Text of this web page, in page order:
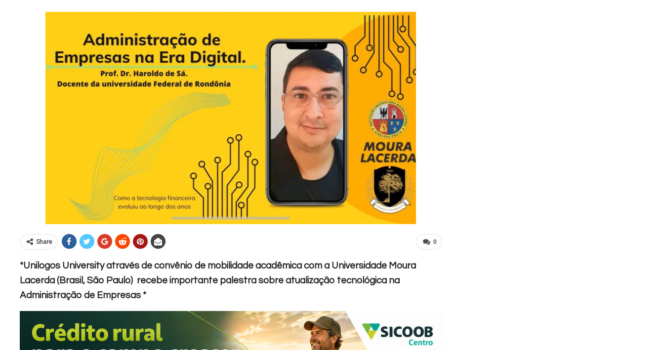
0
Share
*Unilogos University através de convênio de mobilidade acadêmica com a Universidade Moura
Lacerda (Brasil, São Paulo) recebe importante palestra sobre atualização tecnológica na
Administração de Empresas *